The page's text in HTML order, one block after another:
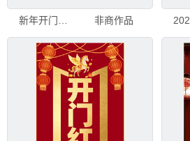
非商作品